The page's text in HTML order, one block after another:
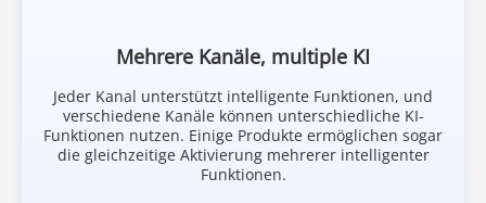
Mehrere Kanäle, multiple KI
Jeder Kanal unterstützt intelligente Funktionen, und
verschiedene Kanäle können unterschiedliche KI-
Funktionen nutzen. Einige Produkte ermöglichen sogar
die gleichzeitige Aktivierung mehrerer intelligenter
Funktionen.